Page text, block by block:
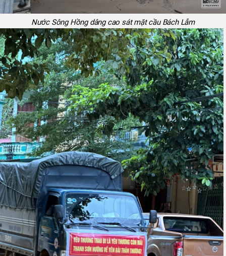
Nước Sông Hồng dâng cao sát mặt cầu Bách Lẫm